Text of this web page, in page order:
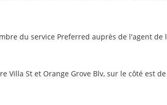
du service Preferred auprès de l'agent de
St et Orange Grove Blv, sur le côté est de